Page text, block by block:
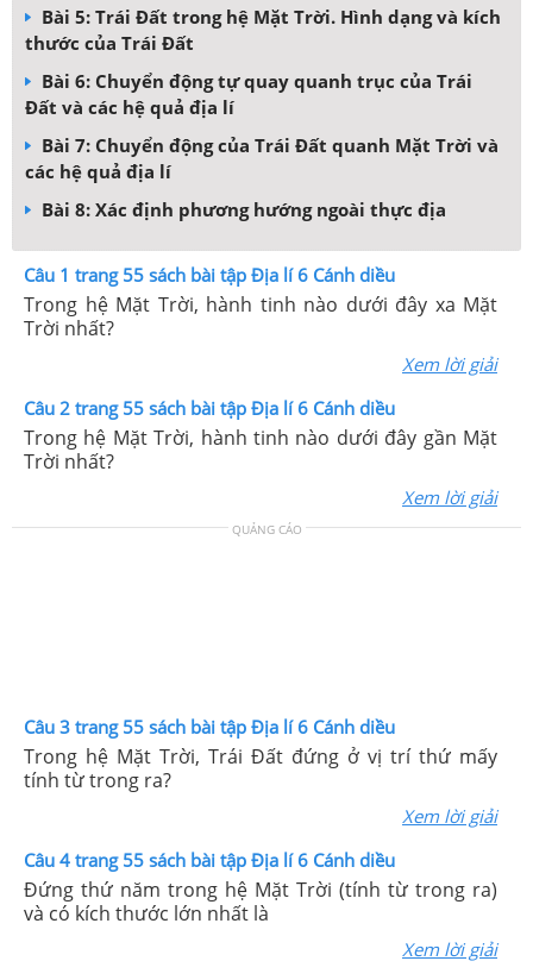
Bài 5: Trái Đất trong hệ Mặt Trời. Hình dạng và kích
thước của Trái Đất
Bài 6: Chuyển động tự quay quanh trục của Trái
Đất và các hệ quả địa lí
Bài 7: Chuyển động của Trái Đất quanh Mặt Trời và
các hệ quả địa lí
Bài 8: Xác định phương hướng ngoài thực địa
Câu 1 trang 55 sách bài tập Địa lí 6 Cánh diều
Trong hệ Mặt Trời, hành tinh nào dưới đây xa Mặt
Trời nhất?
Xem lời giải
Câu 2 trang 55 sách bài tập Địa lí 6 Cánh diều
Trong hệ Mặt Trời, hành tinh nào dưới đây gần Mặt
Trời nhất?
Xem lời giải
QUẢNG CÁO
Câu 3 trang 55 sách bài tập Địa lí 6 Cánh diều
Trong hệ Mặt Trời, Trái Đất đứng ở vị trí thứ mấy
tính từ trong ra?
Xem lời giải
Câu 4 trang 55 sách bài tập Địa lí 6 Cánh diều
Đứng thứ năm trong hệ Mặt Trời (tính từ trong ra)
và có kích thước lớn nhất là
Xem lời giải